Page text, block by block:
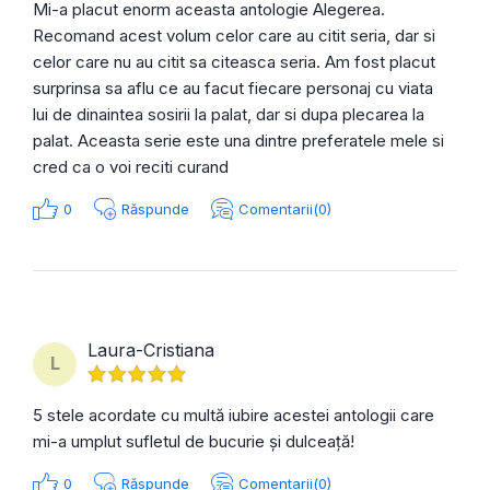
Mi-a placut enorm aceasta antologie Alegerea.
Recomand acest volum celor care au citit seria, dar si
celor care nu au citit sa citeasca seria. Am fost placut
surprinsa sa aflu ce au facut fiecare personaj cu viata
lui de dinaintea sosirii la palat, dar si dupa plecarea la
palat. Aceasta serie este una dintre preferatele mele si
cred ca o voi reciti curand
0 Răspunde Comentarii(0)
L
Laura-Cristiana
5 stele acordate cu multă iubire acestei antologii care
mi-a umplut sufletul de bucurie şi dulceață!
0 Răspunde Comentarii(0)